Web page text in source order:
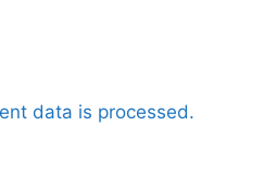
data is processed.